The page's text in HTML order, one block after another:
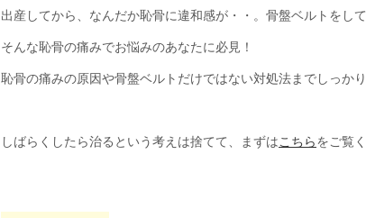
出産してから、なんだか恥骨に違和感が・・。骨盤ベルトをし
そんな恥骨の痛みでお悩みのあなたに必見！
恥骨の痛みの原因や骨盤ベルトだけではない対処法までしっか
しばらくしたら治るという考えは捨てて、まずはこちらをご覧